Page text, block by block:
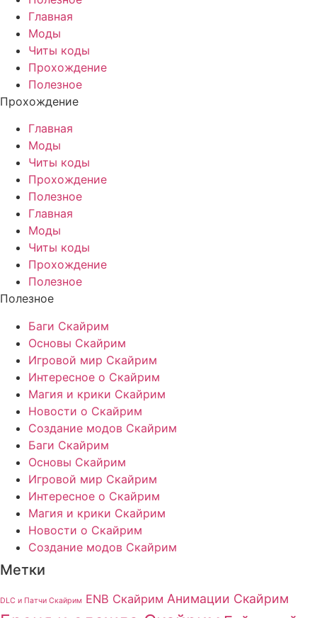
Главная
Моды
Читы коды
Прохождение
Полезное
Прохождение
Главная
Моды
Читы коды
Прохождение
Полезное
Главная
Моды
Читы коды
Прохождение
Полезное
Полезное
Баги Скайрим
Основы Скайрим
Игровой мир Скайрим
Интересное о Скайрим
Магия и крики Скайрим
Новости о Скайрим
Создание модов Скайрим
Баги Скайрим
Основы Скайрим
Игровой мир Скайрим
Интересное о Скайрим
Магия и крики Скайрим
Новости о Скайрим
Создание модов Скайрим
Метки
DLC и Патчи Скайрим ENB Скайрим Анимации Скайрим